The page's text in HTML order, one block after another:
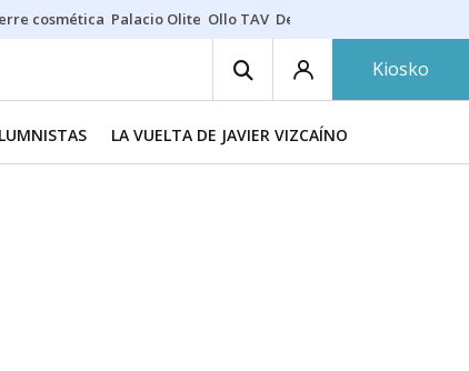
cosmética Palacio Olite Ollo TAV Derrama vecinos
Kiosko
LA VUELTA DE JAVIER VIZCAÍNO